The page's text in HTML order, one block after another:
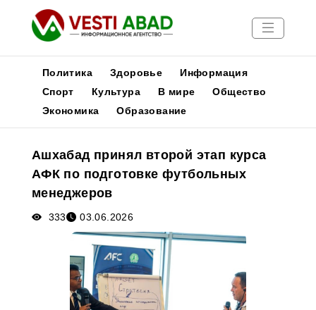
Новости
Медиа
Афиша
Политика Здоровье
Информация
Спорт
Культура В мире
Общество
Экономика
Образование
Ашхабад принял второй этап курса
АФК по подготовке футбольных
менеджеров
333 03.06.2026